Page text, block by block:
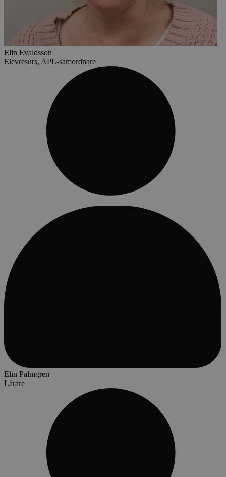
Elin Evaldsson
Elevresurs, APL-samordnare
Elin Palmgren
Lärare